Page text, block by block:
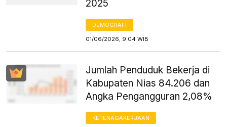
2025
DEMOGRAFI
01/06/2026, 9:04 WIB
Jumlah Penduduk Bekerja di
Kabupaten Nias 84.206 dan
Angka Pengangguran 2,08%
KETENAGAKERJAAN